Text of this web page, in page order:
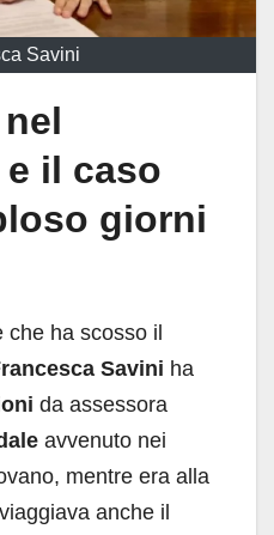
Savini
il caso
giorni
ha scosso il
Savini ha
da assessora
avvenuto nei
mentre era alla
anche il